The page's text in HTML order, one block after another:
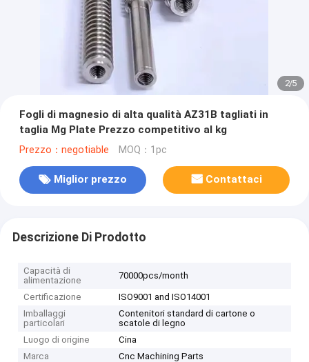
2/5
Fogli di magnesio di alta qualità AZ31B tagliati in
taglia Mg Plate Prezzo competitivo al kg
Prezzo：negotiable MOQ：1pc
Miglior prezzo Contattaci
Descrizione Di Prodotto
Capacità di
alimentazione
70000pcs/month
Certificazione
ISO9001 and ISO14001
Imballaggi
particolari
Contenitori standard di cartone o
scatole di legno
Luogo di origine
Cina
Marca
Cnc Machining Parts